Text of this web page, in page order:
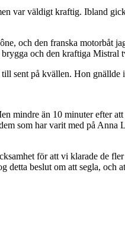
var väldigt kraftig. Ibland
och den franska motorbåt
och den kraftiga Mistral
sent på kvällen. Hon gnällde
mindre än 10 minuter efter
som har varit med på Anna
för att vi klarade de
detta beslut om att segla, och